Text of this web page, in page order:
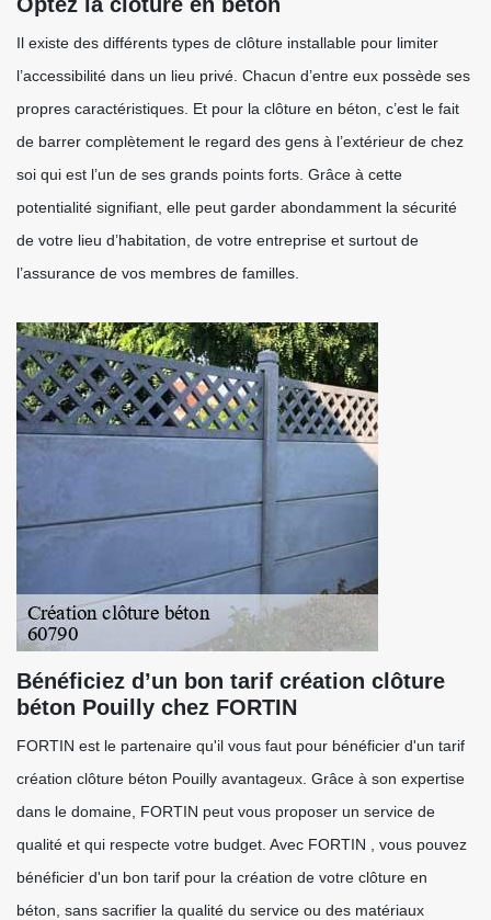
Il existe des différents types de clôture installable pour limiter
l’accessibilité dans un lieu privé. Chacun d’entre eux possède ses
propres caractéristiques. Et pour la clôture en béton, c’est le fait
de barrer complètement le regard des gens à l’extérieur de chez
soi qui est l’un de ses grands points forts. Grâce à cette
potentialité signifiant, elle peut garder abondamment la sécurité
de votre lieu d’habitation, de votre entreprise et surtout de
l’assurance de vos membres de familles.
Bénéficiez d’un bon tarif création clôture
béton Pouilly chez FORTIN
FORTIN est le partenaire qu'il vous faut pour bénéficier d'un tarif
création clôture béton Pouilly avantageux. Grâce à son expertise
dans le domaine, FORTIN peut vous proposer un service de
qualité et qui respecte votre budget. Avec FORTIN , vous pouvez
bénéficier d'un bon tarif pour la création de votre clôture en
béton, sans sacrifier la qualité du service ou des matériaux